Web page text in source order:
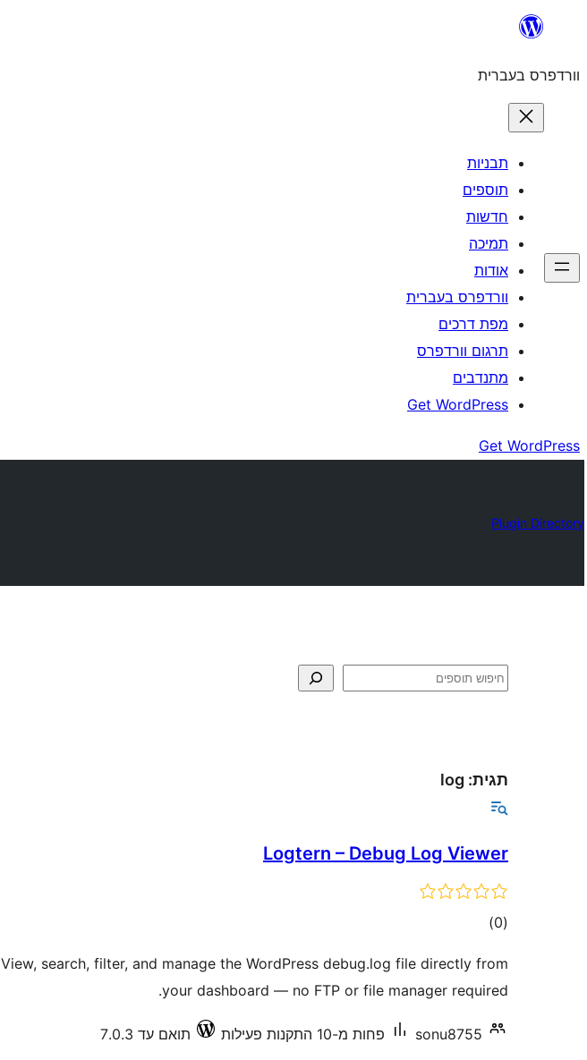
וורדפרס בעברית
תבניות
תוספים
חדשות
תמיכה
אודות
וורדפרס בעברית
מפת דרכים
תרגום וורדפרס
מתנדבים
Get WordPress
Get WordPress
Plugin Directory
חיפוש
תגית: log
Logtern – Debug Log Viewer
(0 דרוגים)
View, search, filter, and manage the WordPress debug.log file directly from
your dashboard — no FTP or file manager required.
sonu8755 פחות מ-10 התקנות פעילות תואם עד 7.0.3